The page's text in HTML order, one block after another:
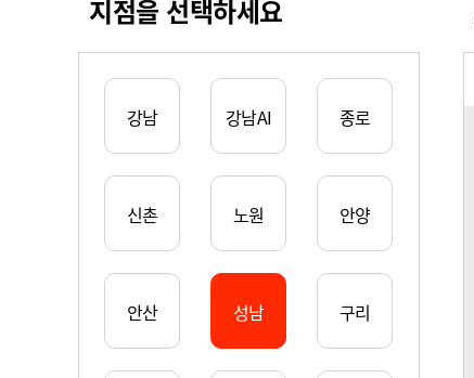
지점을 선택하세요
강남 강남AI 종로
신촌 노원 안양
안산 성남 구리